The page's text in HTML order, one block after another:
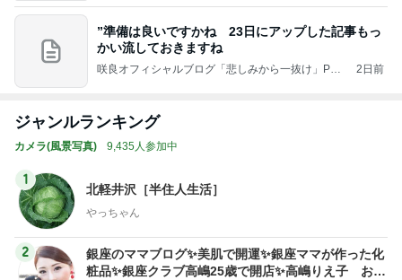
”準備は良いですかね 23日にアップした記事もっ
かい流しておきますね
咲良オフィシャルブログ「悲しみから一抜け」Pow
2日前
ジャンルランキング
カメラ(風景写真) 9,435人参加中
1
北軽井沢［半住人生活］
やっちゃん
2
銀座のママブログ✨美肌で開運✨銀座ママが作った化
粧品✨銀座クラブ高嶋25歳で開店✨高嶋りえ子 お着